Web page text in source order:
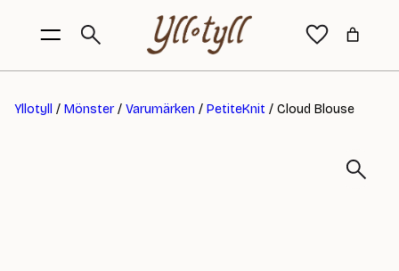
Yllotyll / Mönster/ Varumärken / PetiteKnit / Cloud Blouse